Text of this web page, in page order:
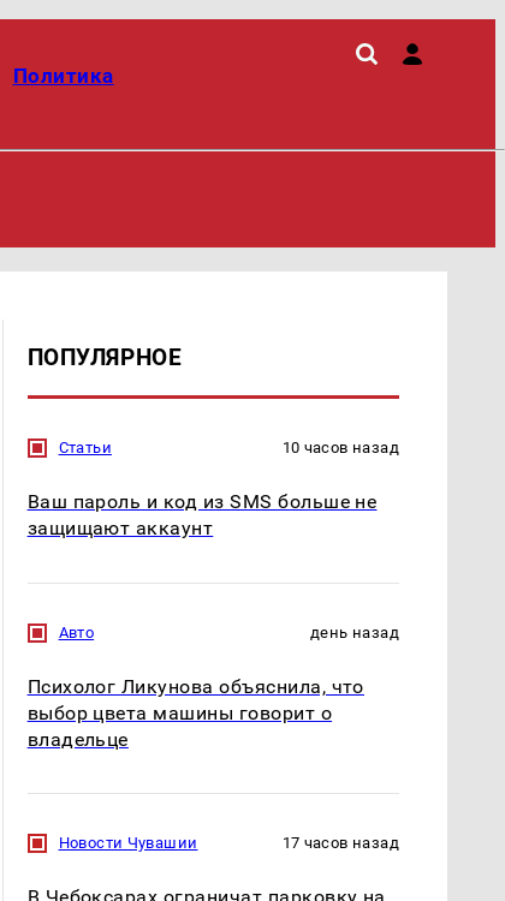
Политика
ПОПУЛЯРНОЕ
Статьи 10 часов назад
Ваш пароль и код из SMS больше не
защищают аккаунт
Авто день назад
Психолог Ликунова объяснила, что
выбор цвета машины говорит о
владельце
Новости Чувашии 17 часов назад